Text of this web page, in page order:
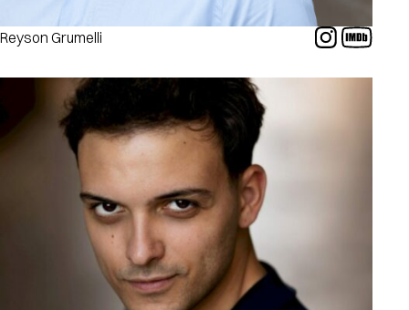
Reyson Grumelli